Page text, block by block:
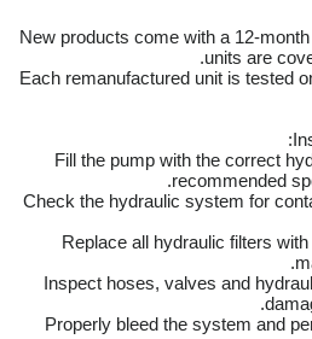
New products come with a 12-
units are
Each remanufactured unit is tested
– Fill the pump with the correct
recommended
– Check the hydraulic system for
– Replace all hydraulic filters
– Inspect hoses, valves and
– Properly bleed the system and